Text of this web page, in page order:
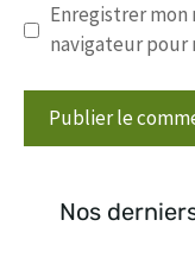
Enregistrer mon
navigateur pour
Nos